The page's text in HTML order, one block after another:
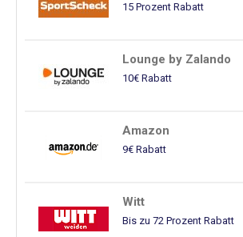
15 Prozent Rabatt
Lounge by Zalando
10€ Rabatt
Amazon
9€ Rabatt
Witt
Bis zu 72 Prozent Rabatt